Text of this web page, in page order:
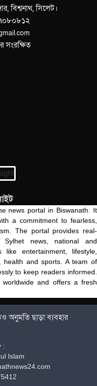
বিশ্বনাথ, সিলেট।
সংরক্ষিত
news portal in Biswanath. It
a commitment to fearless,
The portal provides real-
news, national and
entertainment, lifestyle,
health and sports. A team of
to keep readers informed.
worldwide and offers a fresh
অনুমতি ছাড়া ব্যবহার
:
Islam